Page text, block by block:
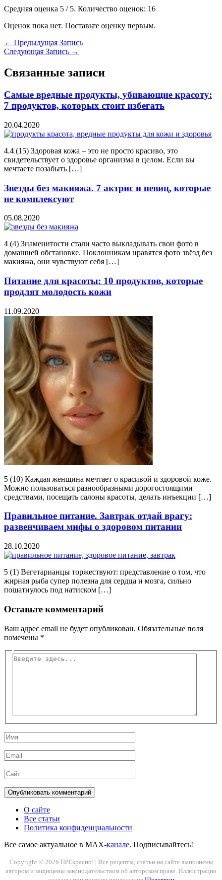
Средняя оценка 5 / 5. Количество оценок: 16
Оценок пока нет. Поставьте оценку первым.
← Предыдущая Запись
Следующая Запись →
Связанные записи
Самые вредные продукты, убивающие красоту:
7 продуктов, которых стоит избегать
20.04.2020
4.4 (15) Здоровая кожа – это не просто красиво, это
свидетельствует о здоровье организма в целом. Если вы
мечтаете позабыть […]
Звезды без макияжа. 7 актрис и певиц, которые
не комплексуют
05.08.2020
4 (4) Знаменитости стали часто выкладывать свои фото в
домашней обстановке. Поклонникам нравятся фото звёзд без
макияжа, они чувствуют себя […]
Питание для красоты: 10 продуктов, которые
продлят молодость кожи
11.09.2020
5 (10) Каждая женщина мечтает о красивой и здоровой коже.
Можно пользоваться разнообразными дорогостоящими
средствами, посещать салоны красоты, делать инъекции […]
Правильное питание. Завтрак отдай врагу:
развенчиваем мифы о здоровом питании
28.10.2020
5 (1) Вегетарианцы торжествуют: представление о том, что
жирная рыба супер полезна для сердца и мозга, сильно
пошатнулось под натиском […]
Оставьте комментарий
Ваш адрес email не будет опубликован. Обязательные поля
помечены *
Введите
Имя
Email
Сайт
О сайте
Все статьи
Политика конфиденциальности
Все самое актуальное в MAX-канале. Подписывайтесь!
Copyright © 2026 ПРЕкрасно! | Все рецепты, статьи на сайте выполнены
автором и защищены законодательством об авторском праве. Иллюстрации